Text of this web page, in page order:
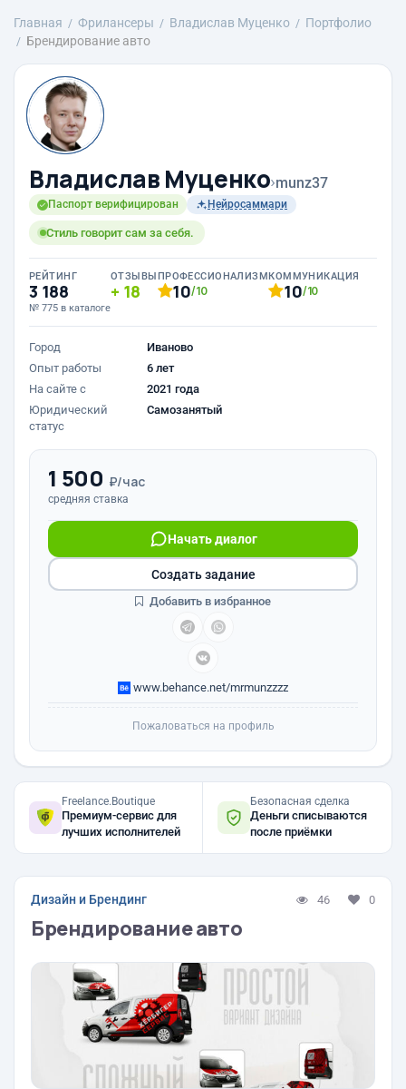
Главная Фрилансеры Владислав Муценко
Портфолио
Брендирование авто
Владислав Муценко›munz37
Паспорт верифицирован Нейросаммари
Стиль говорит сам за себя.
РЕЙТИНГ
3 188
№ 775 в каталоге
ОТЗЫВЫ
18
ПРОФЕССИОНАЛИЗМ
10/10
КОММУНИКАЦИЯ
10/10
Город
Иваново
Опыт работы
6 лет
На сайте с
2021 года
Юридический
статус
Самозанятый
1 500 ₽/час
средняя ставка
Начать диалог
www.behance.net/mrmunzzzz
Создать задание
Добавить в избранное
Пожаловаться на профиль
Freelance.Boutique
Премиум-сервис для
лучших исполнителей
Безопасная сделка
Деньги списываются
после приёмки
Дизайн и Брендинг 46 0
Брендирование авто